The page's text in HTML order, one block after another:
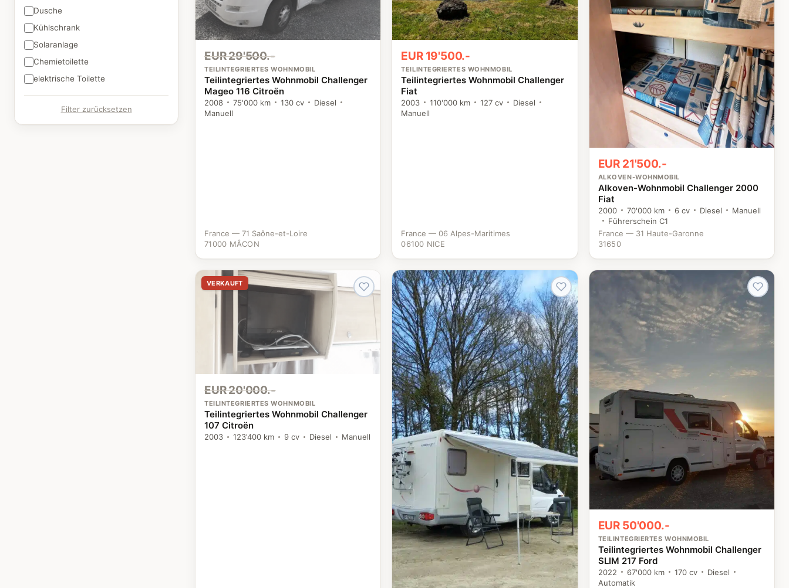
Dusche
Kühlschrank
Solaranlage
Chemietoilette
elektrische Toilette
Filter zurücksetzen
EUR 29'500.-
TEILINTEGRIERTES WOHNMOBIL
Teilintegriertes Wohnmobil Challenger
Mageo 116 Citroën
2008 75'000 km 130 cv
Diesel
Manuell
France — 71 Saône-et-Loire
71000 MÂCON
EUR 19'500.-
TEILINTEGRIERTES WOHNMOBIL
Teilintegriertes Wohnmobil Challenger
Fiat
2003 110'000 km 127 cv
Diesel
Manuell
France — 06 Alpes-Maritimes
06100 NICE
EUR 21'500.-
ALKOVEN-WOHNMOBIL
Alkoven-Wohnmobil Challenger 2000
Fiat
2000 70'000 km 6 cv Diesel
Manuell
Führerschein C1
France — 31 Haute-Garonne
31650
VERKAUFT
EUR 20'000.-
TEILINTEGRIERTES WOHNMOBIL
Teilintegriertes Wohnmobil Challenger
107 Citroën
2003 123'400 km 9 cv Diesel Manuell
EUR 50'000.-
TEILINTEGRIERTES WOHNMOBIL
Teilintegriertes Wohnmobil Challenger
SLIM 217 Ford
2022 67'000 km 170 cv
Diesel
Automatik